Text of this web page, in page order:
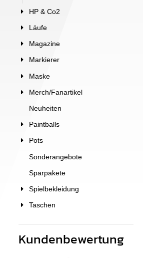
HP & Co2
Läufe
Magazine
Markierer
Maske
Merch/Fanartikel
Neuheiten
Paintballs
Pots
Sonderangebote
Sparpakete
Spielbekleidung
Taschen
Kundenbewertung